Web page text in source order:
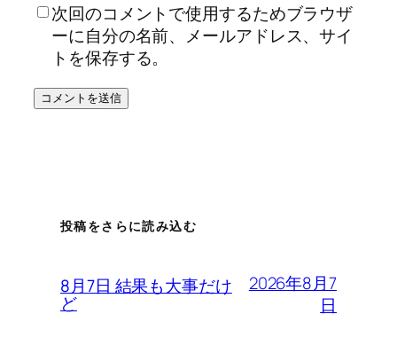
次回のコメントで使用するためブラウザ
ーに自分の名前、メールアドレス、サイ
トを保存する。
投稿をさらに読み込む
8月7日 結果も大事だけ
ど
2026年8月7
日